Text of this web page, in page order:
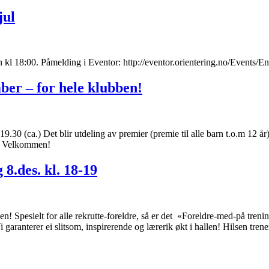
kl 18:00. Påmelding i Eventor: http://eventor.orientering.no/
– for hele klubben!
(ca.) Det blir utdeling av premier (premie til alle barn t.o.m 12
kl. 18-19
Spesielt for alle rekrutte-foreldre, så er det «Foreldre-med-på
ei slitsom, inspirerende og lærerik økt i hallen! Hilsen